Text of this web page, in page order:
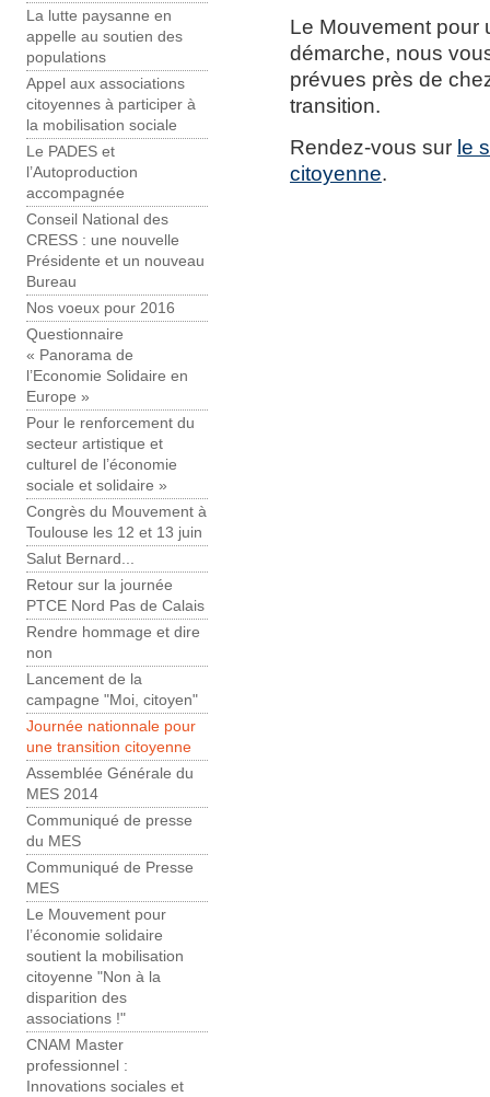
La lutte paysanne en
appelle au soutien des
populations
Appel aux associations
citoyennes à participer à
la mobilisation sociale
Le PADES et
l’Autoproduction
accompagnée
Conseil National des
CRESS : une nouvelle
Présidente et un nouveau
Bureau
Nos voeux pour 2016
Questionnaire
« Panorama de
l’Economie Solidaire en
Europe »
Pour le renforcement du
secteur artistique et
culturel de l’économie
sociale et solidaire »
Congrès du Mouvement à
Toulouse les 12 et 13 juin
Salut Bernard...
Retour sur la journée
PTCE Nord Pas de Calais
Rendre hommage et dire
non
Lancement de la
campagne "Moi, citoyen"
Journée nationnale pour
une transition citoyenne
Assemblée Générale du
MES 2014
Communiqué de presse
du MES
Communiqué de Presse
MES
Le Mouvement pour
l’économie solidaire
soutient la mobilisation
citoyenne "Non à la
disparition des
associations !"
CNAM Master
professionnel :
Innovations sociales et
Le Mouvement pour
démarche, nous
prévues près de
transition.
Rendez-vous sur le
citoyenne.